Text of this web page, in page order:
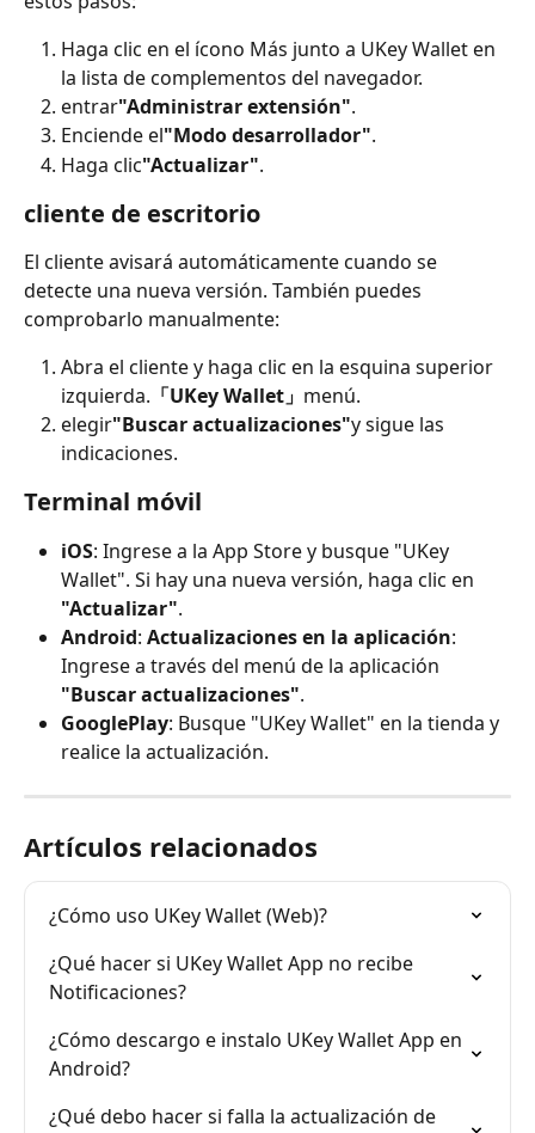
Haga clic en el ícono Más junto a UKey Wallet en
la lista de complementos del navegador.
entrar"Administrar extensión".
Enciende el"Modo desarrollador".
Haga clic"Actualizar".
cliente de escritorio
El cliente avisará automáticamente cuando se
detecte una nueva versión. También puedes
comprobarlo manualmente:
Abra el cliente y haga clic en la esquina superior
izquierda. 「UKey Wallet」 menú.
elegir"Buscar actualizaciones"y sigue las
indicaciones.
Terminal móvil
iOS: Ingrese a la App Store y busque "UKey
Wallet". Si hay una nueva versión, haga clic en
"Actualizar".
Android: Actualizaciones en la aplicación:
Ingrese a través del menú de la aplicación
"Buscar actualizaciones".
GooglePlay: Busque "UKey Wallet" en la tienda y
realice la actualización.
Artículos relacionados
¿Cómo uso UKey Wallet (Web)?
¿Qué hacer si UKey Wallet App no recibe
Notificaciones?
¿Cómo descargo e instalo UKey Wallet App en
Android?
¿Qué debo hacer si falla la actualización de